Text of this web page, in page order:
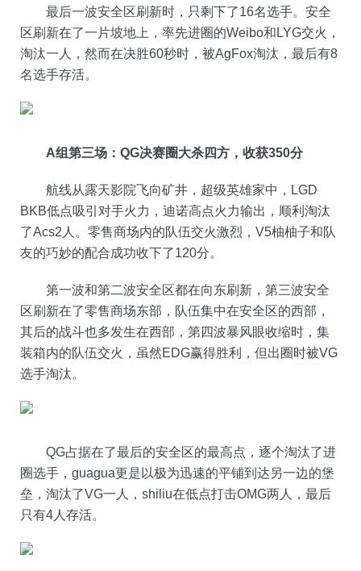
最后一波安全区刷新时，只剩下了16名选手。安全
区刷新在了一片坡地上，率先进圈的Weibo和LYG交火，
淘汰一人，然而在决胜60秒时，被AgFox淘汰，最后有8
名选手存活。
A组第三场：QG决赛圈大杀四方，收获350分
航线从露天影院飞向矿井，超级英雄家中，LGD
BKB低点吸引对手火力，迪诺高点火力输出，顺利淘汰
了Acs2人。零售商场内的队伍交火激烈，V5柚柚子和队
友的巧妙的配合成功收下了120分。
第一波和第二波安全区都在向东刷新，第三波安全
区刷新在了零售商场东部，队伍集中在安全区的西部，
其后的战斗也多发生在西部，第四波暴风眼收缩时，集
装箱内的队伍交火，虽然EDG赢得胜利，但出圈时被VG
选手淘汰。
QG占据在了最后的安全区的最高点，逐个淘汰了进
圈选手，guagua更是以极为迅速的平铺到达另一边的堡
垒，淘汰了VG一人，shiliu在低点打击OMG两人，最后
只有4人存活。